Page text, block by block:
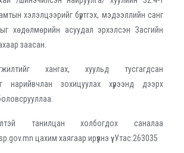
хэлэлцээрийг бүртгэх, мэдээллийн санг
хөдөлмөрийн асуудал эрхэлсэн Засгийн
заасан.
хангах, хуульд тусгагдсан
нарийвчлан зохицуулах хүрээнд дээрх
танилцан холбогдох саналаа
цахим хаягаар ирүүлнэ үү. Утас:263035